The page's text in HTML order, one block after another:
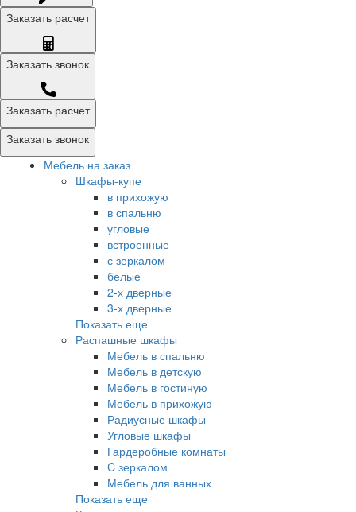
Заказать расчет
Заказать звонок
Заказать расчет
Заказать звонок
Мебель на заказ
Шкафы-купе
в прихожую
в спальню
угловые
встроенные
с зеркалом
белые
2-х дверные
3-х дверные
Показать еще
Распашные шкафы
Мебель в спальню
Мебель в детскую
Мебель в гостиную
Мебель в прихожую
Радиусные шкафы
Угловые шкафы
Гардеробные комнаты
C зеркалом
Мебель для ванных
Показать еще